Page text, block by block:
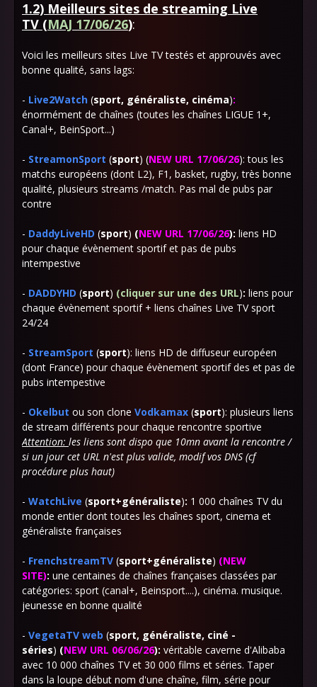
1.2) Meilleurs sites de streaming Live
TV (MAJ 17/06/26):
Voici les meilleurs sites Live TV testés et approuvés avec
bonne qualité, sans lags:
- Live2Watch (sport, généraliste, cinéma):
énormément de chaînes (toutes les chaînes LIGUE 1+,
Canal+, BeinSport...)
- StreamonSport (sport) (NEW URL 17/06/26): tous les
matchs européens (dont L2), F1, basket, rugby, très bonne
qualité, plusieurs streams /match. Pas mal de pubs par
contre
- DaddyLiveHD (sport) (NEW URL 17/06/26): liens HD
pour chaque évènement sportif et pas de pubs
intempestive
- DADDYHD (sport) (cliquer sur une des URL): liens pour
chaque évènement sportif + liens chaînes Live TV sport
24/24
- StreamSport (sport): liens HD de diffuseur européen
(dont France) pour chaque évènement sportif des et pas de
pubs intempestive
- Okelbut ou son clone Vodkamax (sport): plusieurs liens
de stream différents pour chaque rencontre sportive
Attention: les liens sont dispo que 10mn avant la rencontre /
si un jour cet URL n'est plus valide, modif vos DNS (cf
procédure plus haut)
- WatchLive (sport+généraliste): 1 000 chaînes TV du
monde entier dont toutes les chaînes sport, cinema et
généraliste françaises
- FrenchstreamTV (sport+généraliste) (NEW
SITE): une centaines de chaînes françaises classées par
catégories: sport (canal+, Beinsport....), cinéma. musique.
jeunesse en bonne qualité
- VegetaTV web (sport, généraliste, ciné -
séries) (NEW URL 06/06/26): véritable caverne d'Alibaba
avec 10 000 chaînes TV et 30 000 films et séries. Taper
dans la loupe début nom d'une chaîne, film, série pour